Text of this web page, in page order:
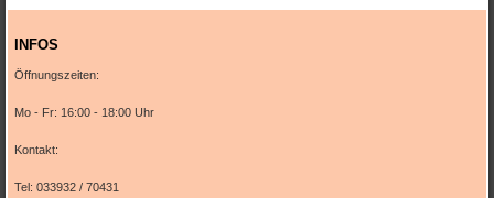
INFOS
Öffnungszeiten:
Mo - Fr: 16:00 - 18:00 Uhr
Kontakt:
Tel: 033932 / 70431